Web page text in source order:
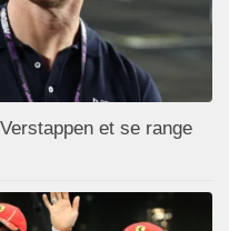
et se range